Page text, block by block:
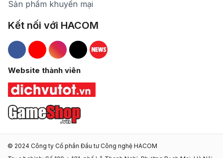
Sản phẩm khuyến mại
Kết nối với HACOM
Hacom Facebook
Hacom YouTube
Hacom Instagram
Hacom TikTok
Website thành viên
© 2024 Công ty Cổ phần Đầu tư Công nghệ HACOM